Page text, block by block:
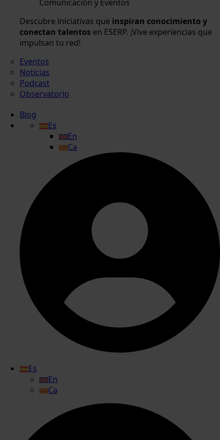
Comunicación y Eventos
Descubre iniciativas que inspiran conocimiento y
conectan talentos en ESERP. ¡Vive experiencias que
impulsan tu red!
Eventos
Noticias
Podcast
Observatorio
Blog
Es
En
Ca
Es
En
Ca